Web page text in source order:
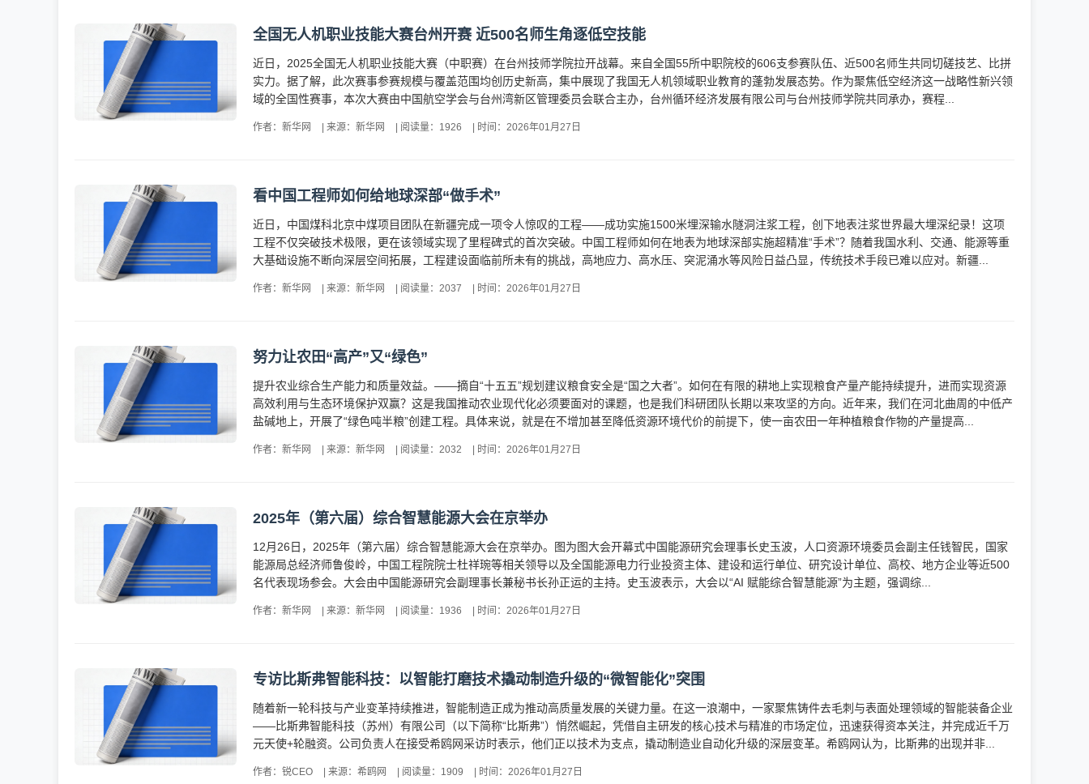
全国无人机职业技能大赛台州开赛 近500名师生角逐低空技能
近日，2025全国无人机职业技能大赛（中职赛）在台州技师学院拉开战幕。来自全国55所中职院校的606支参赛队伍、近500名师生共同切磋技艺、比拼
实力。据了解，此次赛事参赛规模与覆盖范围均创历史新高，集中展现了我国无人机领域职业教育的蓬勃发展态势。作为聚焦低空经济这一战略性新兴领
域的全国性赛事，本次大赛由中国航空学会与台州湾新区管理委员会联合主办，台州循环经济发展有限公司与台州技师学院共同承办，赛程...
作者：新华网 来源：新华网 阅读量：1926 时间：2026年01月27日
看中国工程师如何给地球深部“做手术”
近日，中国煤科北京中煤项目团队在新疆完成一项令人惊叹的工程——成功实施1500米埋深输水隧洞注浆工程，创下地表注浆世界最大埋深纪录！这项
工程不仅突破技术极限，更在该领域实现了里程碑式的首次突破。中国工程师如何在地表为地球深部实施超精准“手术”？随着我国水利、交通、能源等重
大基础设施不断向深层空间拓展，工程建设面临前所未有的挑战，高地应力、高水压、突泥涌水等风险日益凸显，传统技术手段已难以应对。新疆...
作者：新华网 来源：新华网 阅读量：2037 时间：2026年01月27日
努力让农田“高产”又“绿色”
提升农业综合生产能力和质量效益。——摘自“十五五”规划建议粮食安全是“国之大者”。如何在有限的耕地上实现粮食产量产能持续提升，进而实现资源
高效利用与生态环境保护双赢？这是我国推动农业现代化必须要面对的课题，也是我们科研团队长期以来攻坚的方向。近年来，我们在河北曲周的中低产
盐碱地上，开展了“绿色吨半粮”创建工程。具体来说，就是在不增加甚至降低资源环境代价的前提下，使一亩农田一年种植粮食作物的产量提高...
作者：新华网 来源：新华网 阅读量：2032 时间：2026年01月27日
2025年（第六届）综合智慧能源大会在京举办
12月26日，2025年（第六届）综合智慧能源大会在京举办。图为图大会开幕式中国能源研究会理事长史玉波，人口资源环境委员会副主任钱智民，国家
能源局总经济师鲁俊岭，中国工程院院士杜祥琬等相关领导以及全国能源电力行业投资主体、建设和运行单位、研究设计单位、高校、地方企业等近500
名代表现场参会。大会由中国能源研究会副理事长兼秘书长孙正运的主持。史玉波表示，大会以“AI 赋能综合智慧能源”为主题，强调综...
作者：新华网 来源：新华网 阅读量：1936 时间：2026年01月27日
专访比斯弗智能科技：以智能打磨技术撬动制造升级的“微智能化”突围
随着新一轮科技与产业变革持续推进，智能制造正成为推动高质量发展的关键力量。在这一浪潮中，一家聚焦铸件去毛刺与表面处理领域的智能装备企业
——比斯弗智能科技（苏州）有限公司（以下简称“比斯弗”）悄然崛起，凭借自主研发的核心技术与精准的市场定位，迅速获得资本关注，并完成近千万
元天使+轮融资。公司负责人在接受希鸥网采访时表示，他们正以技术为支点，撬动制造业自动化升级的深层变革。希鸥网认为，比斯弗的出现并非...
作者：锐CEO 来源：希鸥网 阅读量：1909 时间：2026年01月27日